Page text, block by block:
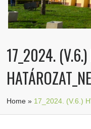
17_2024.
Home » 17_2024. (V.6.)